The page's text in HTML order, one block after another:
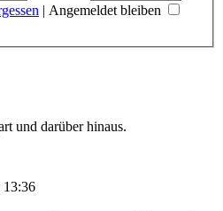
| Angemeldet bleiben
und darüber hinaus.
13:36